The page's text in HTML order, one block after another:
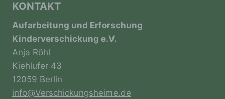
KONTAKT
Aufarbeitung und Erforschung
Kinderverschickung e.V.
Anja Röhl
Kiehlufer 43
12059 Berlin
info@Verschickungsheime.de
d) Einschränkung der Verarbeitung
Markierung gespeicherter
personenbezogener Daten mit dem Ziel, ihre
künftige Verarbeitung einzuschränken.